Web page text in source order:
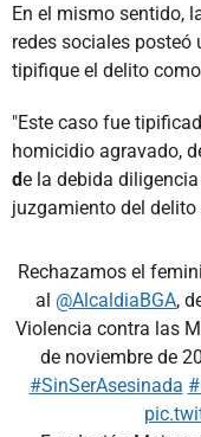
En el mismo sentido,
redes sociales posteó
tipifique el delito
"Este caso fue
homicidio agravado,
de la debida
juzgamiento del
Rechazamos el
al @AlcaldiaBGA,
Violencia contra las
de noviembre de
#SinSerAsesinada